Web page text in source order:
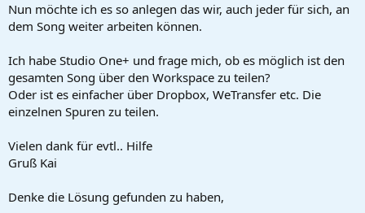
Nun möchte ich es so anlegen das wir, auch jeder für sich, an
dem Song weiter arbeiten können.
Ich habe Studio One+ und frage mich, ob es möglich ist den
gesamten Song über den Workspace zu teilen?
Oder ist es einfacher über Dropbox, WeTransfer etc. Die
einzelnen Spuren zu teilen.
Vielen dank für evtl.. Hilfe
Gruß Kai
Denke die Lösung gefunden zu haben,